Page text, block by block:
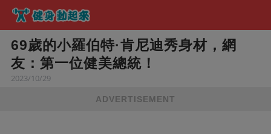
69歲的小羅伯特·肯尼迪秀身材，網
友：第一位健美總統！
2023/10/29
ADVERTISEMENT